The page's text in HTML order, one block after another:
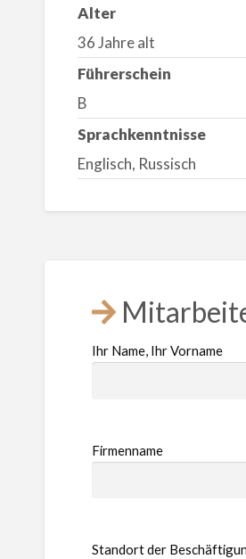
Alter
36 Jahre alt
Führerschein
B
Sprachkenntnisse
Englisch, Russisch
Ihr Name, Ihr Vorname
Firmenname
Standort der